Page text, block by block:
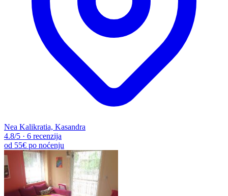
Nea Kalikratia, Kasandra
4.8/5 · 6 recenzija
od 55€ po noćenju